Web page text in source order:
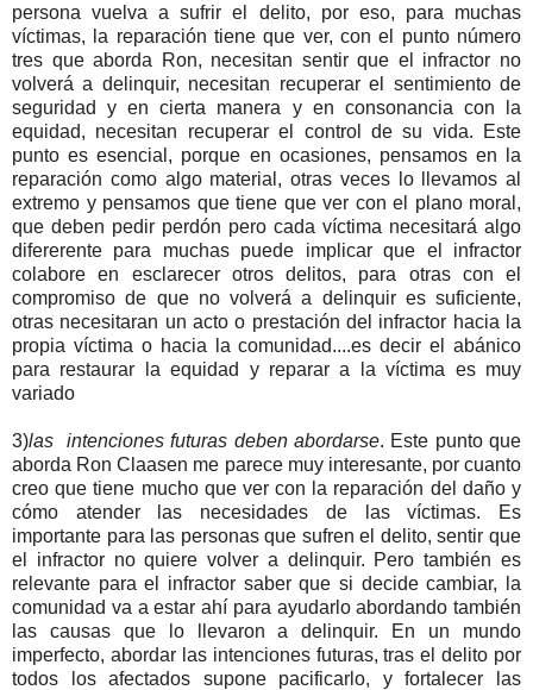
persona vuelva a sufrir el delito, por eso, para muchas
víctimas, la reparación tiene que ver, con el punto número
tres que aborda Ron, necesitan sentir que el infractor no
volverá a delinquir, necesitan recuperar el sentimiento de
seguridad y en cierta manera y en consonancia con la
equidad, necesitan recuperar el control de su vida. Este
punto es esencial, porque en ocasiones, pensamos en la
reparación como algo material, otras veces lo llevamos al
extremo y pensamos que tiene que ver con el plano moral,
que deben pedir perdón pero cada víctima necesitará algo
difererente para muchas puede implicar que el infractor
colabore en esclarecer otros delitos, para otras con el
compromiso de que no volverá a delinquir es suficiente,
otras necesitaran un acto o prestación del infractor hacia la
propia víctima o hacia la comunidad....es decir el abánico
para restaurar la equidad y reparar a la víctima es muy
variado
3)las intenciones futuras deben abordarse. Este punto que
aborda Ron Claasen me parece muy interesante, por cuanto
creo que tiene mucho que ver con la reparación del daño y
cómo atender las necesidades de las víctimas. Es
importante para las personas que sufren el delito, sentir que
el infractor no quiere volver a delinquir. Pero también es
relevante para el infractor saber que si decide cambiar, la
comunidad va a estar ahí para ayudarlo abordando también
las causas que lo llevaron a delinquir. En un mundo
imperfecto, abordar las intenciones futuras, tras el delito por
todos los afectados supone pacificarlo, y fortalecer las